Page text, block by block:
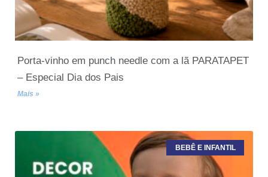
Porta-vinho em punch needle com a lã PARATAPET
– Especial Dia dos Pais
Mais »
BEBÊ E INFANTIL